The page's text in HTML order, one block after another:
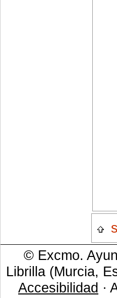
© Excmo.
Librilla (Murcia,
Accesibilidad ·